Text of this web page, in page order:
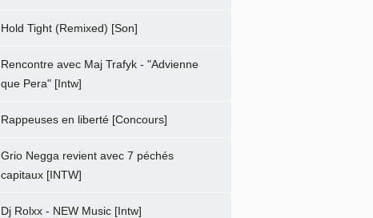
Hold Tight (Remixed) [Son]
Rencontre avec Maj Trafyk - "Advienne
que Pera" [Intw]
Rappeuses en liberté [Concours]
Grio Negga revient avec 7 péchés
capitaux [INTW]
Dj Rolxx - NEW Music [Intw]